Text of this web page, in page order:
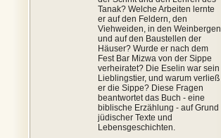
Tanak? Welche Arbeiten lernte
er auf den Feldern, den
Viehweiden, in den Weinbergen
und auf den Baustellen der
Häuser? Wurde er nach dem
Fest Bar Mizwa von der Sippe
verheiratet? Die Eselin war sein
Lieblingstier, und warum verließ
er die Sippe? Diese Fragen
beantwortet das Buch - eine
biblische Erzählung - auf Grund
jüdischer Texte und
Lebensgeschichten.